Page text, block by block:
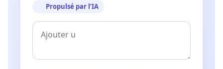
Propulsé par l’IA